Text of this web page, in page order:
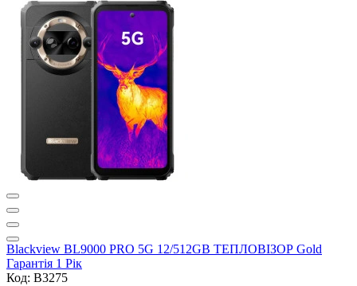
Blackview BL9000 PRO 5G 12/512GB ТЕПЛОВІЗОР Gold
Гарантія 1 Рік
Код: B3275